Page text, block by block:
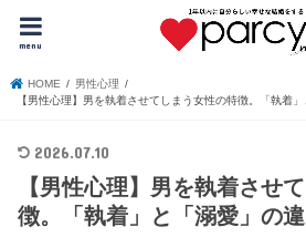
menu
HOME
男性心理
【男性心理】男を執着させてしまう女性の特徴。「執着
2026.07.10
【男性心理】男を執着させ
徴。「執着」と「溺愛」の